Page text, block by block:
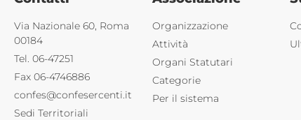
Via Nazionale 60, Roma
00184
Tel. 06-47251
Fax 06-4746886
confes@confesercenti.it
Sedi Territoriali
Organizzazione
Attività
Organi Statutari
Categorie
Per il sistema